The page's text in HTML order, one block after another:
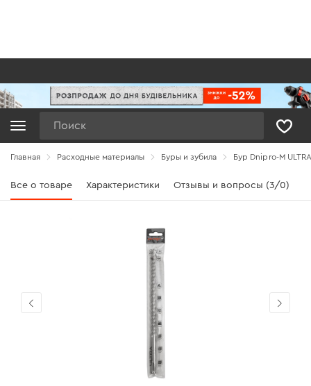
Главная Расходные материалы Буры и зубила Бур Dnipro-M
Все о товаре Характеристики Отзывы и вопросы (3/0)